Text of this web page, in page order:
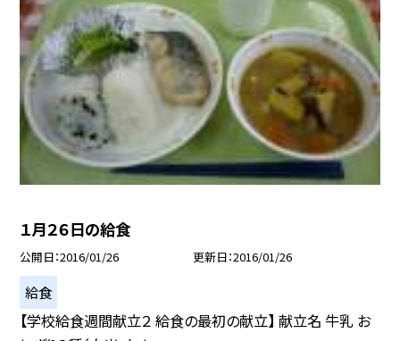
１月２６日の給食
公開日 2016/01/26 更新日 2016/01/26
給食
【学校給食週間献立２ 給食の最初の献立】 献立名 牛乳 お